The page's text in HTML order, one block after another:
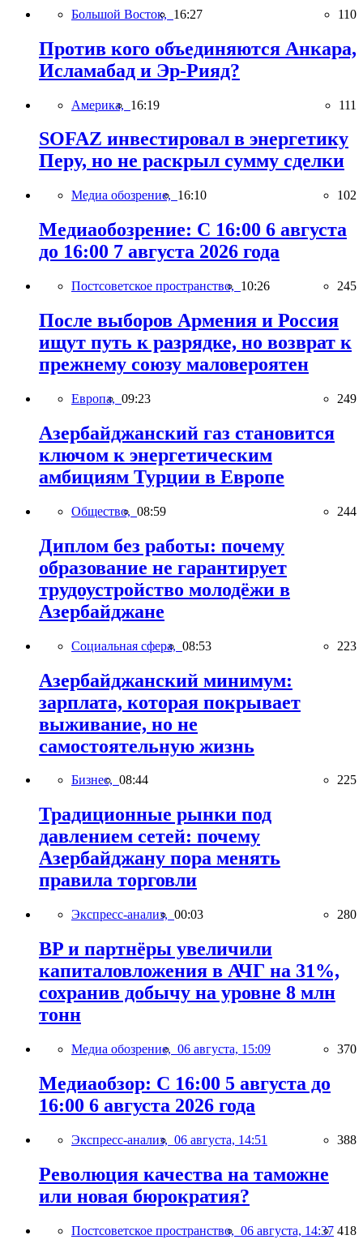
Большой Восток, 16:27 110
Против кого объединяются Анкара,
Исламабад и Эр-Рияд?
Америка, 16:19 111
SOFAZ инвестировал в энергетику
Перу, но не раскрыл сумму сделки
Медиа обозрение, 16:10 102
Медиаобозрение: С 16:00 6 августа
до 16:00 7 августа 2026 года
Постсоветское пространство, 10:26 245
После выборов Армения и Россия
ищут путь к разрядке, но возврат к
прежнему союзу маловероятен
Европа, 09:23 249
Азербайджанский газ становится
ключом к энергетическим
амбициям Турции в Европе
Общество, 08:59 244
Диплом без работы: почему
образование не гарантирует
трудоустройство молодёжи в
Азербайджане
Социальная сфера, 08:53 223
Азербайджанский минимум:
зарплата, которая покрывает
выживание, но не
самостоятельную жизнь
Бизнес, 08:44 225
Традиционные рынки под
давлением сетей: почему
Азербайджану пора менять
правила торговли
Экспресс-анализ, 00:03 280
BP и партнёры увеличили
капиталовложения в АЧГ на 31%,
сохранив добычу на уровне 8 млн
тонн
Медиа обозрение, 06 августа, 15:09 370
Медиаобзор: С 16:00 5 августа до
16:00 6 августа 2026 года
Экспресс-анализ, 06 августа, 14:51 388
Революция качества на таможне
или новая бюрократия?
Постсоветское пространство, 06 августа, 14:37 418